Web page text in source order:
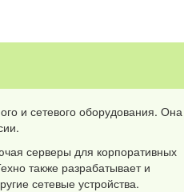
и сетевого оборудования. Она
серверы для корпоративных
также разрабатывает и
сетевые устройства.